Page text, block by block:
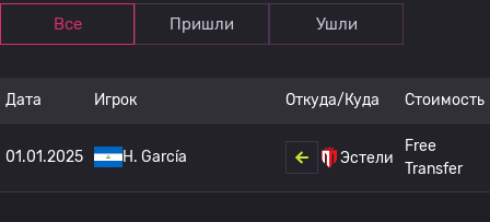
Все Пришли Ушли
Дата Игрок Откуда/Куда Стоимость
01.01.2025 H. García Эстели
Free
Transfer